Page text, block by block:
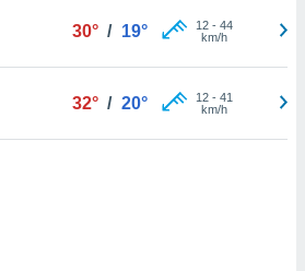
30° / 19° 12- 44
km/h
32° / 20° 12- 41
km/h